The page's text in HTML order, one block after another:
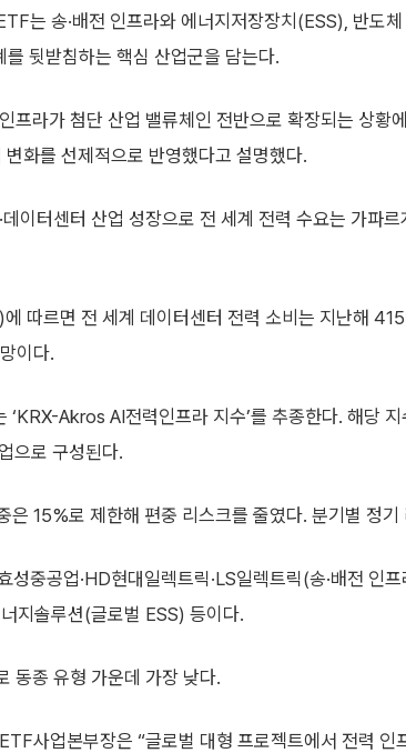
는 송·배전 인프라와 에너지저장장치(ESS), 반도
뒷받침하는 핵심 산업군을 담는다.
프라가 첨단 산업 밸류체인 전반으로 확장되는 상황
화를 선제적으로 반영했다고 설명했다.
이터센터 산업 성장으로 전 세계 전력 수요는 가파르
에 따르면 전 세계 데이터센터 전력 소비는 지난해
이다.
‘KRX-Akros AI전력인프라 지수’를 추종한다. 해당
으로 구성된다.
은 15%로 제한해 편중 리스크를 줄였다. 분기별 정
중공업·HD현대일렉트릭·LS일렉트릭(송·배전 인
지솔루션(글로벌 ESS) 등이다.
동종 유형 가운데 가장 낮다.
사업본부장은 “글로벌 대형 프로젝트에서 전력 인